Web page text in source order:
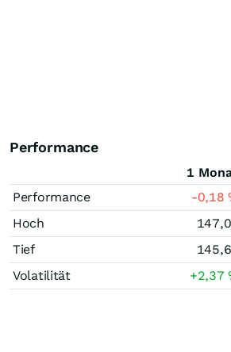
Performance
1
Performance
-0,18
Hoch
Tief
Volatilität
+2,37